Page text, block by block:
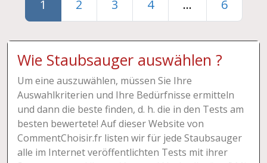
1 2 3 4 ... 6
Wie Staubsauger auswählen ?
Um eine auszuwählen, müssen Sie Ihre
Auswahlkriterien und Ihre Bedürfnisse ermitteln
und dann die beste finden, d. h. die in den Tests am
besten bewertete! Auf dieser Website von
CommentChoisir.fr listen wir für jede Staubsauger
alle im Internet veröffentlichten Tests mit ihrer